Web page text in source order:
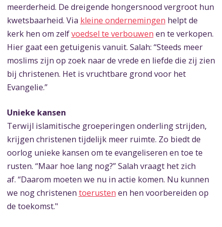
meerderheid. De dreigende hongersnood vergroot hun
kwetsbaarheid. Via kleine ondernemingen helpt de
kerk hen om zelfvoedsel te verbouwen en te verkopen.
Hier gaat een getuigenis vanuit. Salah: “Steeds meer
moslims zijn op zoek naar de vrede en liefde die zij zien
bij christenen. Het is vruchtbare grond voor het
Evangelie.”
Unieke kansen
Terwijl islamitische groeperingen onderling strijden,
krijgen christenen tijdelijk meer ruimte. Zo biedt de
oorlog unieke kansen om te evangeliseren en toe te
rusten. “Maar hoe lang nog?” Salah vraagt het zich
af. “Daarom moeten we nu in actie komen. Nu kunnen
we nog christenen toerusten en hen voorbereiden op
de toekomst."